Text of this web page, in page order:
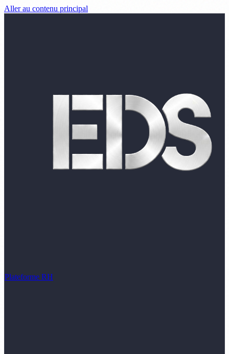
Aller au contenu principal
Plateforme RH